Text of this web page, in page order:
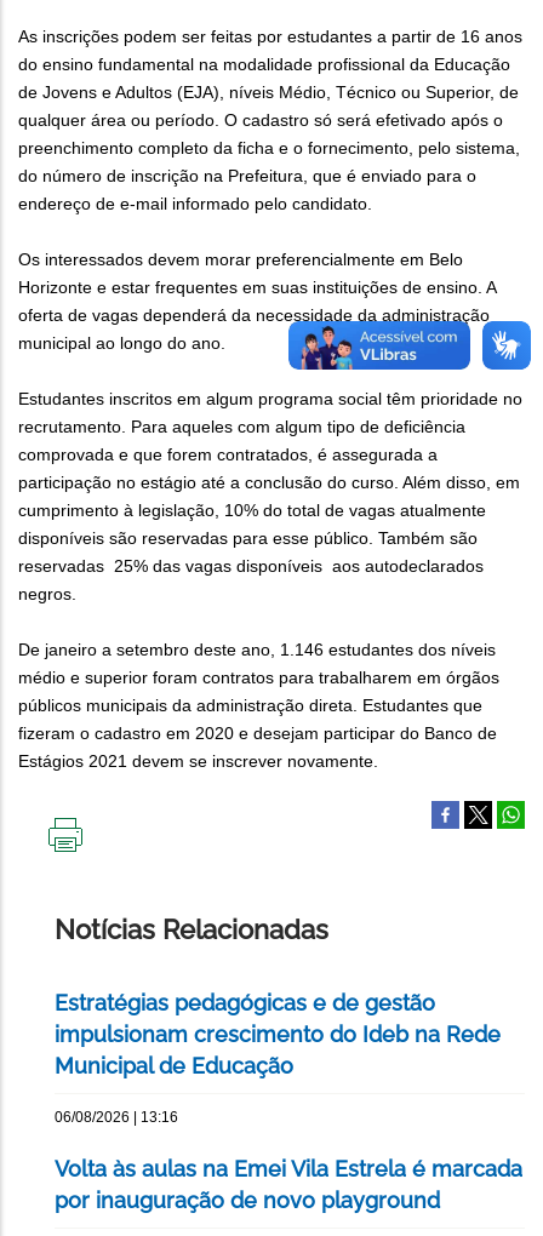
As inscrições podem ser feitas por estudantes a partir de 16 anos
do ensino fundamental na modalidade profissional da Educação
de Jovens e Adultos (EJA), níveis Médio, Técnico ou Superior, de
qualquer área ou período. O cadastro só será efetivado após o
preenchimento completo da ficha e o fornecimento, pelo sistema,
do número de inscrição na Prefeitura, que é enviado para o
endereço de e-mail informado pelo candidato.
Os interessados devem morar preferencialmente em Belo
Horizonte e estar frequentes em suas instituições de ensino. A
oferta de vagas dependerá da necessidade da administração
municipal ao longo do ano.
Estudantes inscritos em algum programa social têm prioridade no
recrutamento. Para aqueles com algum tipo de deficiência
comprovada e que forem contratados, é assegurada a
participação no estágio até a conclusão do curso. Além disso, em
cumprimento à legislação, 10% do total de vagas atualmente
disponíveis são reservadas para esse público. Também são
reservadas 25% das vagas disponíveis aos autodeclarados
negros.
De janeiro a setembro deste ano, 1.146 estudantes dos níveis
médio e superior foram contratos para trabalharem em órgãos
públicos municipais da administração direta. Estudantes que
fizeram o cadastro em 2020 e desejam participar do Banco de
Estágios 2021 devem se inscrever novamente.
Notícias Relacionadas
Estratégias pedagógicas e de gestão
impulsionam crescimento do Ideb na Rede
Municipal de Educação
06/08/2026 | 13:16
Volta às aulas na Emei Vila Estrela é marcada
por inauguração de novo playground